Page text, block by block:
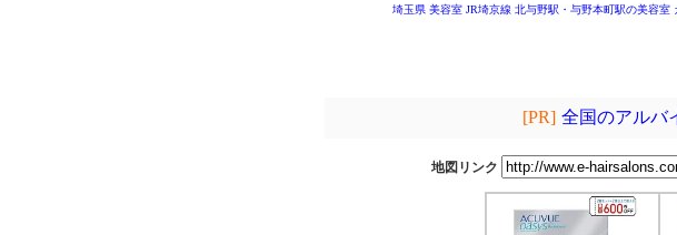
埼玉県 美容室 JR埼京線 北与野駅・与野本町駅の美容室
[PR] 全国のアルバ
地図リンク